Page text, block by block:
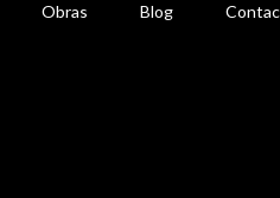
Obras Blog